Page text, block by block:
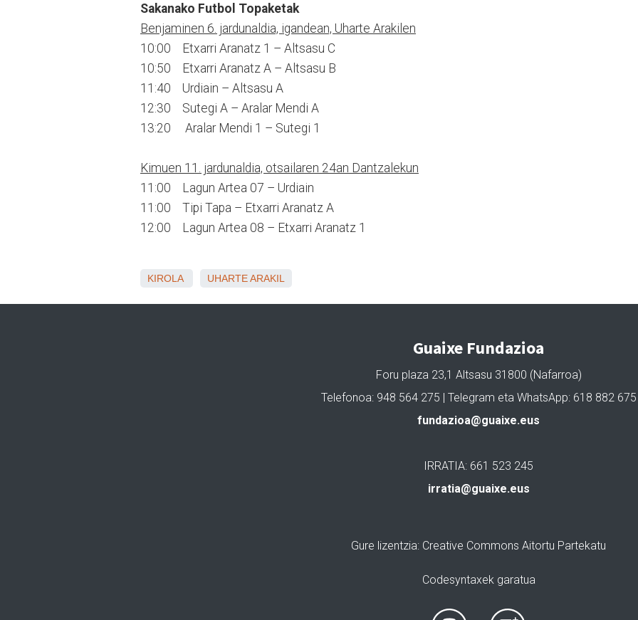
Sakanako Futbol Topaketak
Benjaminen 6. jardunaldia, igandean, Uharte Arakilen
10:00 Etxarri Aranatz 1 – Altsasu C
10:50 Etxarri Aranatz A – Altsasu B
11:40 Urdiain – Altsasu A
12:30 Sutegi A – Aralar Mendi A
13:20 Aralar Mendi 1 – Sutegi 1
Kimuen 11. jardunaldia, otsailaren 24an Dantzalekun
11:00 Lagun Artea 07 – Urdiain
11:00 Tipi Tapa – Etxarri Aranatz A
12:00 Lagun Artea 08 – Etxarri Aranatz 1
KIROLA UHARTE ARAKIL
Guaixe Fundazioa
Foru plaza 23,1 Altsasu 31800 (Nafarroa)
Telefonoa: 948 564 275 | Telegram eta WhatsApp: 618 882 675
fundazioa@guaixe.eus
IRRATIA: 661 523 245
irratia@guaixe.eus
Gure lizentzia: Creative Commons Aitortu Partekatu
Codesyntaxek garatua